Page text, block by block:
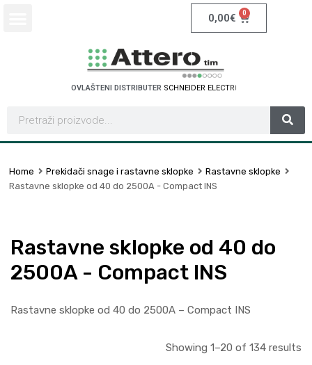
0,00€ 0
OVLAŠTENI DISTRIBUTER SCHNEIDER ELECTRI
Home Prekidači snage i rastavne sklopke
Rastavne sklopke
Rastavne sklopke od 40 do 2500A - Compact INS
Rastavne sklopke od 40 do
2500A - Compact INS
Rastavne sklopke od 40 do 2500A – Compact INS
Showing 1–20 of 134 results